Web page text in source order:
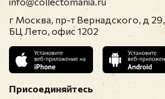
г Москва, пр-т Вернадского, д 29,
БЦ Лето, офис 1202
Присоединяйтесь